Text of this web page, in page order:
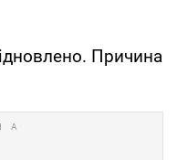
Причина